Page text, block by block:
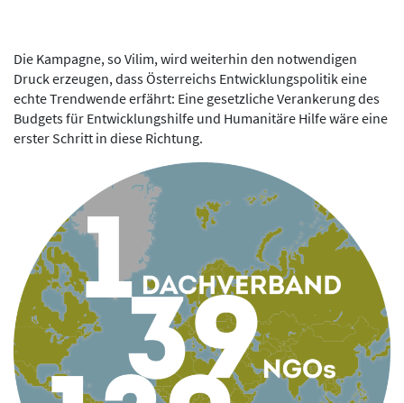
Die Kampagne, so Vilim, wird weiterhin den notwendigen
Druck erzeugen, dass Österreichs Entwicklungspolitik eine
echte Trendwende erfährt: Eine gesetzliche Verankerung des
Budgets für Entwicklungshilfe und Humanitäre Hilfe wäre eine
erster Schritt in diese Richtung.